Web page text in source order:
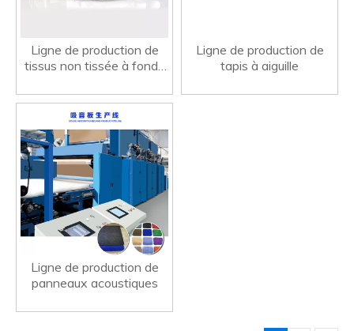
Ligne de production de
tissus non tissée à fonds
Ligne de production de
tapis à aiguille
Ligne de production de
panneaux acoustiques